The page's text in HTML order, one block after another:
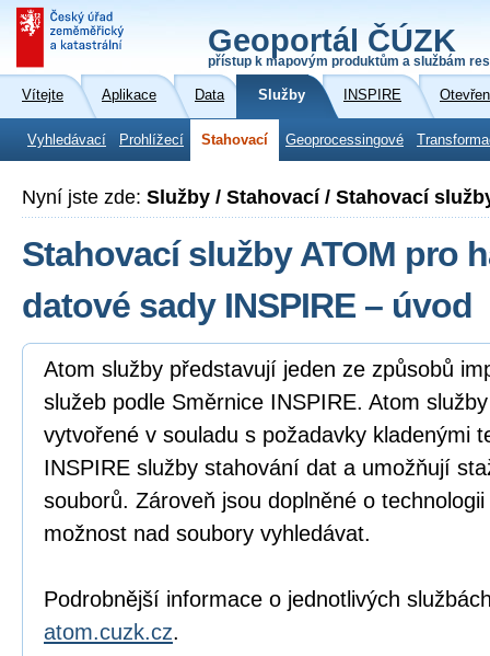
Geoportál ČÚZK
přístup k mapovým produktům a službám
Vítejte Aplikace Data Služby INSPIRE
Vyhledávací Prohlížecí Stahovací Geoprocessingové
Nyní jste zde: Služby / Stahovací / Stahovací
Stahovací služby ATOM pro
datové sady INSPIRE – úvod
Atom služby představují jeden ze způsobů
služeb podle Směrnice INSPIRE. Atom
vytvořené v souladu s požadavky kladenými
INSPIRE služby stahování dat a umožňují
souborů. Zároveň jsou doplněné o
možnost nad soubory vyhledávat.
Podrobnější informace o jednotlivých
atom.cuzk.cz.